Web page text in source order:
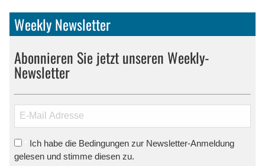
Weekly Newsletter
Abonnieren Sie jetzt unseren Weekly-
Newsletter
Ich habe die Bedingungen zur Newsletter-Anmeldung
gelesen und stimme diesen zu.